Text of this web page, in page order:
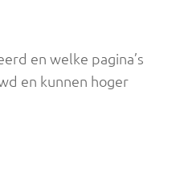
en welke pagina’s
en kunnen hoger